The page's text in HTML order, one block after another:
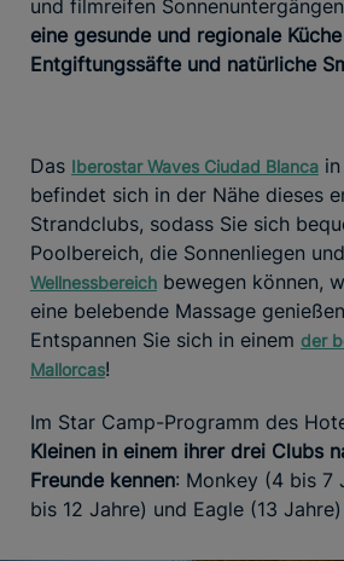
und filmreifen
eine gesunde und regionale
Entgiftungssäfte und natürliche
Das Iberostar Waves Ciudad Blanca
befindet sich in der Nähe dieses
Strandclubs, sodass Sie sich
Poolbereich, die Sonnenliegen
Wellnessbereich bewegen können,
eine belebende Massage
Entspannen Sie sich in einem der
Mallorcas!
Im Star Camp-Programm des
Kleinen in einem ihrer drei Clubs
Freunde kennen: Monkey (4 bis 7
bis 12 Jahre) und Eagle (13